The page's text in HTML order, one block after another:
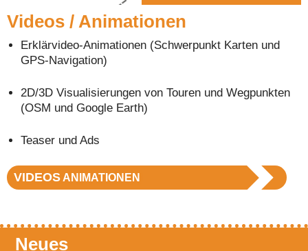
Videos / Animationen
Erklärvideo-Animationen (Schwerpunkt Karten und
GPS-Navigation)
2D/3D Visualisierungen von Touren und Wegpunkten
(OSM und Google Earth)
Teaser und Ads
VIDEOS ANIMATIONEN
Neues